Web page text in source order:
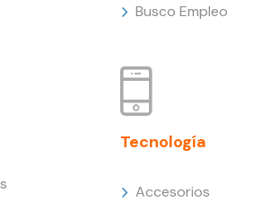
Busco Empleo
Tecnología
Accesorios